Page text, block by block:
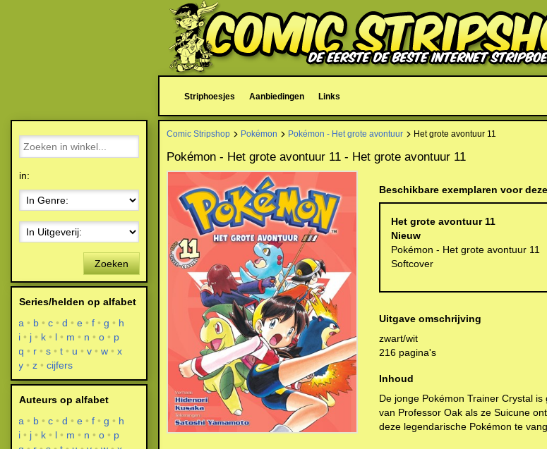
Striphoesjes Aanbiedingen Links
Comic Stripshop Pokémon Pokémon - Het grote avontuur Het grote avontuur 11
Pokémon - Het grote avontuur 11 - Het grote avontuur 11
Beschikbare exemplaren voor
Het grote avontuur 11
Nieuw
Pokémon - Het grote avontuur 11
Softcover
Uitgave omschrijving
zwart/wit
216 pagina's
Inhoud
De jonge Pokémon Trainer Crystal
van Professor Oak als ze Suicune
deze legendarische Pokémon te
in:
Zoeken
Series/helden op alfabet
a
b c d e f g
h
i
j k l m n o
p
q
r s t u v w
x
y
z cijfers
Auteurs op alfabet
a
b c d e f g
h
i
j k l m n o
p